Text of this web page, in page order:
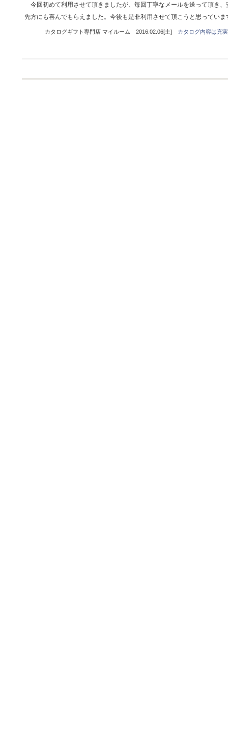
今回初めて利用させて頂きましたが、毎回丁寧なメールを送って頂き、
先方にも喜んでもらえました。今後も是非利用させて頂こうと思ってい
カタログギフト専門店 マイルーム 2016.02.06[土] カタログ内容は充